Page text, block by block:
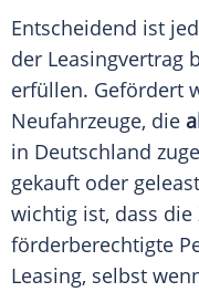
Entscheidend ist
der Leasingvertrag
erfüllen. Gefördert
Neufahrzeuge, die
in Deutschland
gekauft oder
wichtig ist, dass
förderberechtigte
Leasing, selbst